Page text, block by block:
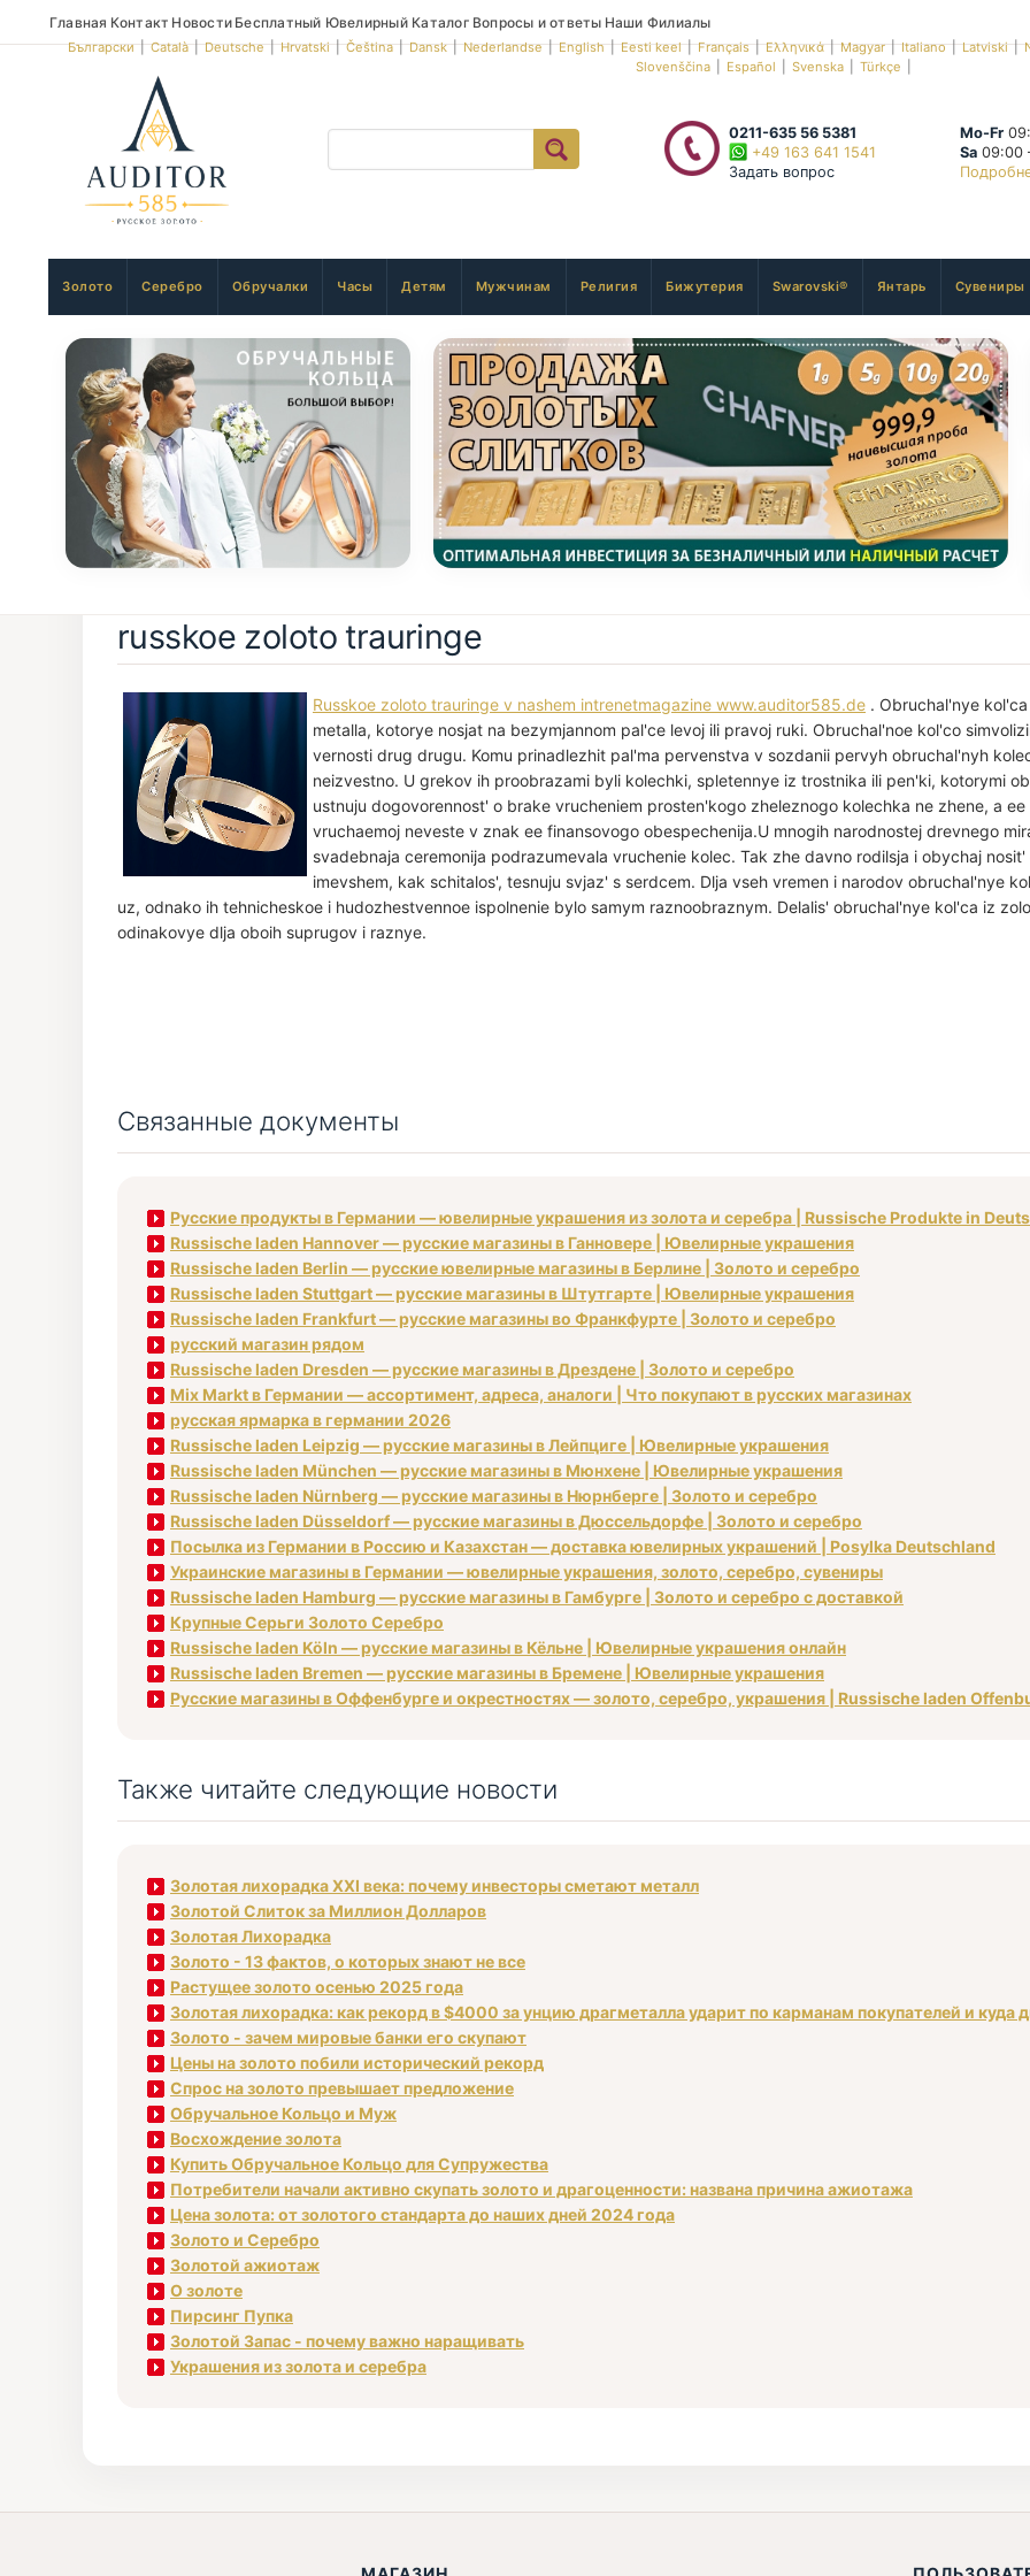
Главная Контакт Новости Бесплатный Ювелирный Каталог Вопросы и ответы Наши Филиалы
Български|Català|Deutsche|Hrvatski|Čeština|Dansk|Nederlandse|English|Eesti keel|Français|Ελληνικά|Magyar|Italiano|Latviski|
Slovenščina
Español Svenska Türkçe
0211-635 56 5381
+49 163 641 1541
Задать вопрос
Mo-Fr
Sa09:00
Золото Серебро Обручалки Часы Детям Мужчинам Религия Бижутерия Swarovski® Янтарь Сувениры
russkoe zoloto trauringe
Russkoe zoloto trauringe v nashem intrenetmagazine www.auditor585.de . Obruchal'nye
metalla, kotorye nosjat na bezymjannom pal'ce levoj ili pravoj ruki. Obruchal'noe kol'co
vernosti drug drugu. Komu prinadlezhit pal'ma pervenstva v sozdanii pervyh obruchal'nyh
neizvestno. U grekov ih proobrazami byli kolechki, spletennye iz trostnika ili pen'ki, kotorymi
ustnuju dogovorennost' o brake vrucheniem prosten'kogo zheleznogo kolechka ne zhene, a
vruchaemoj neveste v znak ee finansovogo obespechenija.U mnogih narodnostej drevnego
svadebnaja ceremonija podrazumevala vruchenie kolec. Tak zhe davno rodilsja i obychaj
imevshem, kak schitalos', tesnuju svjaz' s serdcem. Dlja vseh vremen i narodov obruchal'nye
uz, odnako ih tehnicheskoe i hudozhestvennoe ispolnenie bylo samym raznoobraznym. Delalis' obruchal'nye kol'ca iz
odinakovye dlja oboih suprugov i raznye.
Связанные документы
Русские продукты в Германии — ювелирные украшения из золота и серебра | Russische Produkte in
Russische laden Hannover — русские магазины в Ганновере | Ювелирные украшения
Russische laden Berlin — русские ювелирные магазины в Берлине | Золото и серебро
Russische laden Stuttgart — русские магазины в Штутгарте | Ювелирные украшения
Russische laden Frankfurt — русские магазины во Франкфурте | Золото и серебро
русский магазин рядом
Russische laden Dresden — русские магазины в Дрездене | Золото и серебро
Mix Markt в Германии — ассортимент, адреса, аналоги | Что покупают в русских магазинах
русская ярмарка в германии 2026
Russische laden Leipzig — русские магазины в Лейпциге | Ювелирные украшения
Russische laden München — русские магазины в Мюнхене | Ювелирные украшения
Russische laden Nürnberg — русские магазины в Нюрнберге | Золото и серебро
Russische laden Düsseldorf — русские магазины в Дюссельдорфе | Золото и серебро
Посылка из Германии в Россию и Казахстан — доставка ювелирных украшений | Posylka Deutschland
Украинские магазины в Германии — ювелирные украшения, золото, серебро, сувениры
Russische laden Hamburg — русские магазины в Гамбурге | Золото и серебро с доставкой
Крупные Серьги Золото Серебро
Russische laden Köln — русские магазины в Кёльне | Ювелирные украшения онлайн
Russische laden Bremen — русские магазины в Бремене | Ювелирные украшения
Русские магазины в Оффенбурге и окрестностях — золото, серебро, украшения | Russische laden
Также читайте следующие новости
Золотая лихорадка XXI века: почему инвесторы сметают металл
Золотой Слиток за Миллион Долларов
Золотая Лихорадка
Золото - 13 фактов, о которых знают не все
Растущее золото осенью 2025 года
Золотая лихорадка: как рекорд в $4000 за унцию драгметалла ударит по карманам покупателей и куда
Золото - зачем мировые банки его скупают
Цены на золото побили исторический рекорд
Спрос на золото превышает предложение
Обручальное Кольцо и Муж
Восхождение золота
Купить Обручальное Кольцо для Супружества
Потребители начали активно скупать золото и драгоценности: названа причина ажиотажа
Цена золота: от золотого стандарта до наших дней 2024 года
Золото и Серебро
Золотой ажиотаж
О золоте
Пирсинг Пупка
Золотой Запас - почему важно наращивать
Украшения из золота и серебра